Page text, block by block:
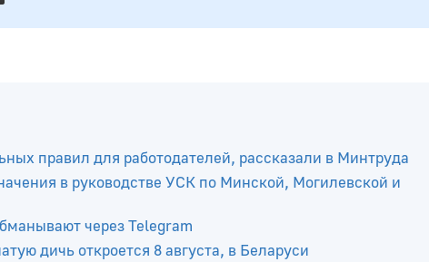
правил для работодателей, рассказали в Минтруда
в руководстве УСК по Минской, Могилевской и